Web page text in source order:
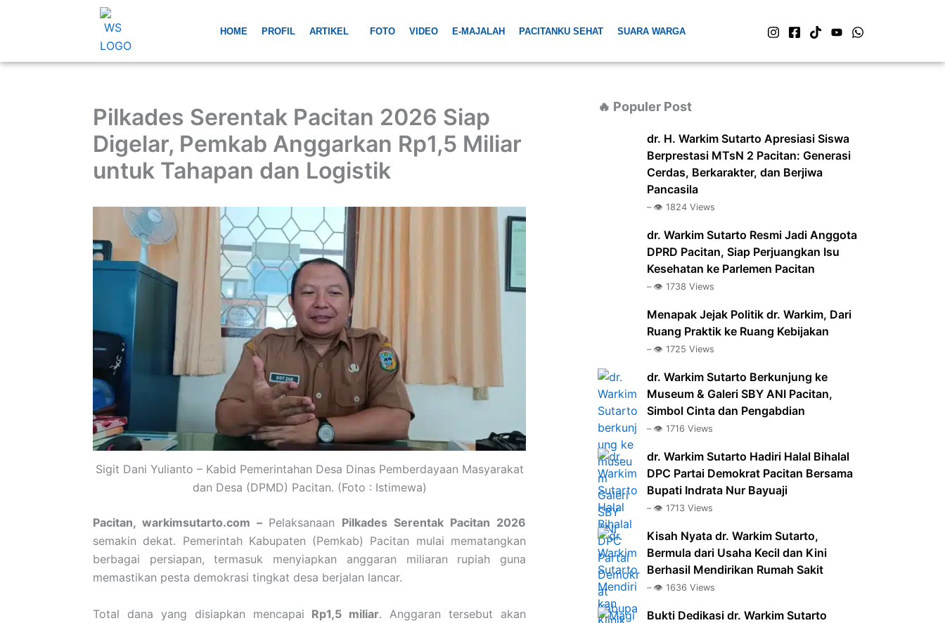
HOME PROFIL ARTIKEL FOTO VIDEO E-MAJALAH PACITANKU SEHAT SUARA WARGA
Pilkades Serentak Pacitan 2026 Siap
Digelar, Pemkab Anggarkan Rp1,5 Miliar
untuk Tahapan dan Logistik
Sigit Dani Yulianto – Kabid Pemerintahan Desa Dinas Pemberdayaan Masyarakat
dan Desa (DPMD) Pacitan. (Foto : Istimewa)
Pacitan, warkimsutarto.com – Pelaksanaan Pilkades Serentak Pacitan 2026
semakin dekat. Pemerintah Kabupaten (Pemkab) Pacitan mulai mematangkan
berbagai persiapan, termasuk menyiapkan anggaran miliaran rupiah guna
memastikan pesta demokrasi tingkat desa berjalan lancar.
Total dana yang disiapkan mencapai Rp1,5 miliar. Anggaran tersebut akan
🔥 Populer Post
dr. H. Warkim Sutarto Apresiasi Siswa
Berprestasi MTsN 2 Pacitan: Generasi
Cerdas, Berkarakter, dan Berjiwa
Pancasila
– 👁️ 1824 Views
dr. Warkim Sutarto Resmi Jadi Anggota
DPRD Pacitan, Siap Perjuangkan Isu
Kesehatan ke Parlemen Pacitan
– 👁️ 1738 Views
Menapak Jejak Politik dr. Warkim, Dari
Ruang Praktik ke Ruang Kebijakan
– 👁️ 1725 Views
dr. Warkim Sutarto Berkunjung ke
Museum & Galeri SBY ANI Pacitan,
Simbol Cinta dan Pengabdian
– 👁️ 1716 Views
dr. Warkim Sutarto Hadiri Halal Bihalal
DPC Partai Demokrat Pacitan Bersama
Bupati Indrata Nur Bayuaji
– 👁️ 1713 Views
Kisah Nyata dr. Warkim Sutarto,
Bermula dari Usaha Kecil dan Kini
Berhasil Mendirikan Rumah Sakit
– 👁️ 1636 Views
Bukti Dedikasi dr. Warkim Sutarto